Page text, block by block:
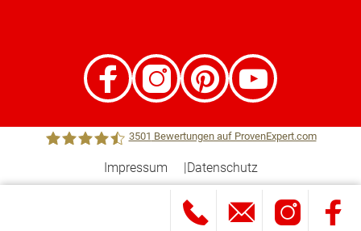
Town &Country Haus Lizenzgeber GmbH
3501 Bewertungen auf ProvenExpert.com
Impressum Datenschutz